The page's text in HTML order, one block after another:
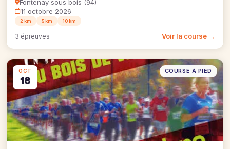
Fontenay sous bois (94)
11 octobre 2026
2 km 5 km 10 km
3 épreuves Voir la course →
OCT
18
COURSE À PIED